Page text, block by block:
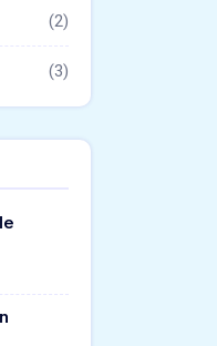
(2)
(3)